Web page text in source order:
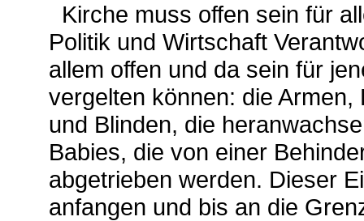
Kirche muss offen sein für
Politik und Wirtschaft
allem offen und da sein für
vergelten können: die
und Blinden, die
Babies, die von einer
abgetrieben werden. Dieser
anfangen und bis an die